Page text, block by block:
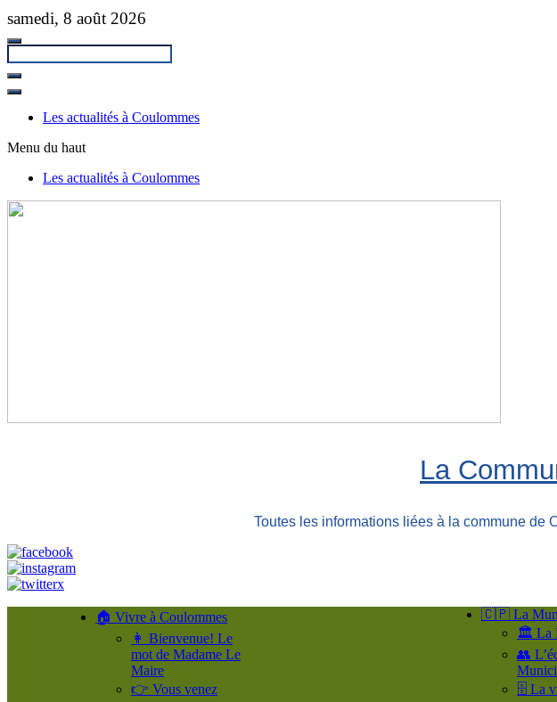
Passer
contenu
principal
samedi, 8 août 2026
Fermer
rechercheLes actualités à Coulommes
Menu du haut
Les actualités à Coulommes
La
Toutes les informations liées à la commune de
🏠 Vivre à Coulommes
👩 Bienvenue! Le
mot de Madame Le
Maire
👉 Vous venez
🇨🇵 La
🏛️ La
👥​
🗄️ La